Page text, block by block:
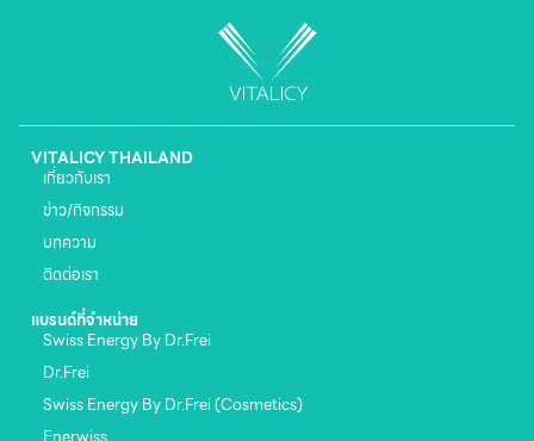
VITALICY THAILAND
เกี่ยวกับเรา
ข่าว/กิจกรรม
บทความ
ติดต่อเรา
แบรนด์ที่จำหน่าย
Swiss Energy By Dr.Frei
Dr.Frei
Swiss Energy By Dr.Frei (Cosmetics)